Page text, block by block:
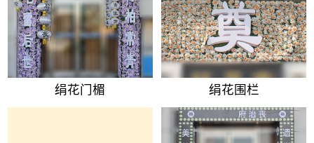
绢花门楣 绢花围栏